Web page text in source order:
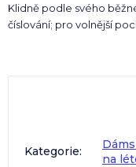
Klidně podle svého
číslování; pro volnější
Kategorie:
na